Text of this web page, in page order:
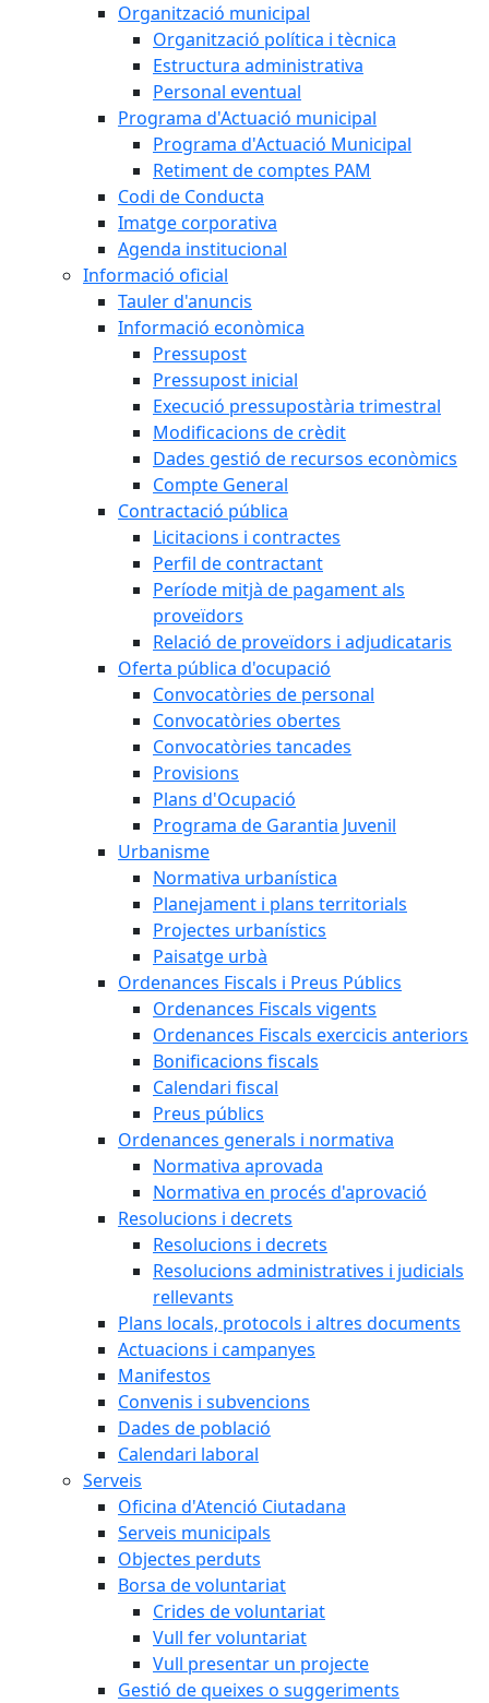
Organització municipal
Organització política i tècnica
Estructura administrativa
Personal eventual
Programa d'Actuació municipal
Programa d'Actuació Municipal
Retiment de comptes PAM
Codi de Conducta
Imatge corporativa
Agenda institucional
Informació oficial
Tauler d'anuncis
Informació econòmica
Pressupost
Pressupost inicial
Execució pressupostària trimestral
Modificacions de crèdit
Dades gestió de recursos econòmics
Compte General
Contractació pública
Licitacions i contractes
Perfil de contractant
Període mitjà de pagament als
proveïdors
Relació de proveïdors i adjudicataris
Oferta pública d'ocupació
Convocatòries de personal
Convocatòries obertes
Convocatòries tancades
Provisions
Plans d'Ocupació
Programa de Garantia Juvenil
Urbanisme
Normativa urbanística
Planejament i plans territorials
Projectes urbanístics
Paisatge urbà
Ordenances Fiscals i Preus Públics
Ordenances Fiscals vigents
Ordenances Fiscals exercicis anteriors
Bonificacions fiscals
Calendari fiscal
Preus públics
Ordenances generals i normativa
Normativa aprovada
Normativa en procés d'aprovació
Resolucions i decrets
Resolucions i decrets
Resolucions administratives i judicials
rellevants
Plans locals, protocols i altres documents
Actuacions i campanyes
Manifestos
Convenis i subvencions
Dades de població
Calendari laboral
Serveis
Oficina d'Atenció Ciutadana
Serveis municipals
Objectes perduts
Borsa de voluntariat
Crides de voluntariat
Vull fer voluntariat
Vull presentar un projecte
Gestió de queixes o suggeriments